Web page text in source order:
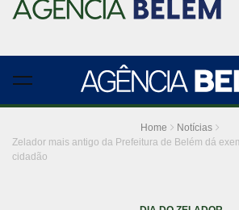
Home
Notícias
Zelador mais antigo da Prefeitura de Belém dá
cidadão